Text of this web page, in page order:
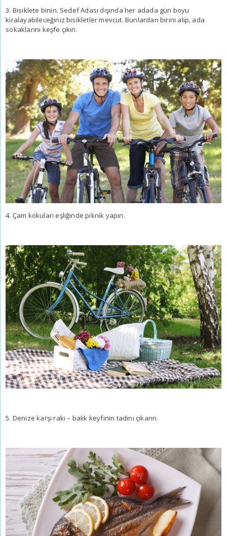
3. Bisiklete binin. Sedef Adası dışında her adada gün boyu
kiralayabileceğiniz bisikletler mevcut. Bunlardan birini alıp, ada
sokaklarını keşfe çıkın.
4. Çam kokuları eşliğinde piknik yapın.
5. Denize karşı rakı – balık keyfinin tadını çıkarın.